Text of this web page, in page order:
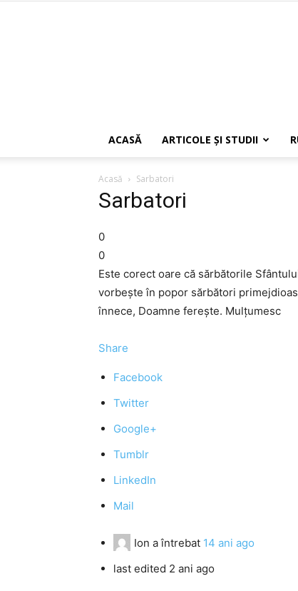
ACASĂ ARTICOLE ŞI STUDII
Acasă Sarbatori
Sarbatori
0
0
Este corect oare că sărbătorile
vorbeşte în popor sărbători
înnece, Doamne fereşte. Mulţumesc
Share
Facebook
Twitter
Google+
Tumblr
LinkedIn
Mail
Ion a întrebat 14 ani ago
last edited 2 ani ago